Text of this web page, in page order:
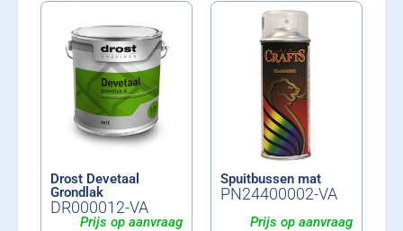
Drost Devetaal
Grondlak
DR000012-VA
Prijs op aanvraag
Spuitbussen mat
PN24400002-VA
Prijs op aanvraag